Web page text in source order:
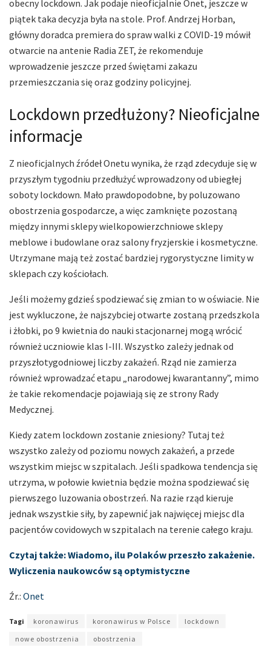
obecny lockdown. Jak podaje nieoficjalnie Onet, jeszcze w
piątek taka decyzja była na stole. Prof. Andrzej Horban,
główny doradca premiera do spraw walki z COVID-19 mówił
otwarcie na antenie Radia ZET, że rekomenduje
wprowadzenie jeszcze przed świętami zakazu
przemieszczania się oraz godziny policyjnej.
Lockdown przedłużony? Nieoficjalne
informacje
Z nieoficjalnych źródeł Onetu wynika, że rząd zdecyduje się w
przyszłym tygodniu przedłużyć wprowadzony od ubiegłej
soboty lockdown. Mało prawdopodobne, by poluzowano
obostrzenia gospodarcze, a więc zamknięte pozostaną
między innymi sklepy wielkopowierzchniowe sklepy
meblowe i budowlane oraz salony fryzjerskie i kosmetyczne.
Utrzymane mają też zostać bardziej rygorystyczne limity w
sklepach czy kościołach.
Jeśli możemy gdzieś spodziewać się zmian to w oświacie. Nie
jest wykluczone, że najszybciej otwarte zostaną przedszkola
i żłobki, po 9 kwietnia do nauki stacjonarnej mogą wrócić
również uczniowie klas I-III. Wszystko zależy jednak od
przyszłotygodniowej liczby zakażeń. Rząd nie zamierza
również wprowadzać etapu „narodowej kwarantanny”, mimo
że takie rekomendacje pojawiają się ze strony Rady
Medycznej.
Kiedy zatem lockdown zostanie zniesiony? Tutaj też
wszystko zależy od poziomu nowych zakażeń, a przede
wszystkim miejsc w szpitalach. Jeśli spadkowa tendencja się
utrzyma, w połowie kwietnia będzie można spodziewać się
pierwszego luzowania obostrzeń. Na razie rząd kieruje
jednak wszystkie siły, by zapewnić jak najwięcej miejsc dla
pacjentów covidowych w szpitalach na terenie całego kraju.
Czytaj także: Wiadomo, ilu Polaków przeszło zakażenie.
Wyliczenia naukowców są optymistyczne
Źr.: Onet
Tagi koronawirus koronawirus w Polsce
lockdown
nowe obostrzenia
obostrzenia